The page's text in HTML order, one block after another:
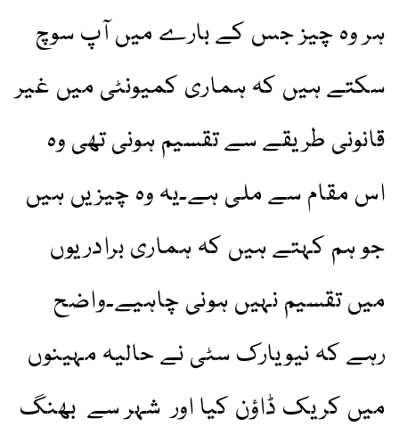
ہر وہ چیز جس کے بارے میں آپ سوچ
سکتے ہیں کہ ہماری کمیونٹی میں غیر
قانونی طریقے سے تقسیم ہونی تھی وہ
اس مقام سے ملی ہے۔یہ وہ چیزیں ہیں
جو ہم کہتے ہیں کہ ہماری برادریوں
میں تقسیم نہیں ہونی چاہیے۔واضح
رہے کہ نیویارک سٹی نے حالیہ مہینوں
میں کریک ڈاؤن کیا اور شہر سے بھنگ